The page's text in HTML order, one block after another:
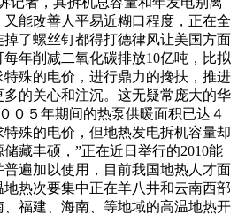
又能改善人平易近糊口程度，正在全
了螺丝钉都得打德律风让美国方面
年削减二氧化碳排放10亿吨，比拟
殊的电价，进行鼎力的搀扶，推进
的关心和注沉。这无疑常庞大的华
０５年期间的热泵供暖面积已达４
殊的电价，但地热发电拆机容量却
藏丰硕，”正在近日举行的2010能
遍加以使用，目前我国地热人才面
热次要集中正在羊八井和云南西部
福建、海南、等地域的高温地热开